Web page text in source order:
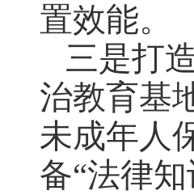
置效能。
三是打
治教育基
未成年人
备“法律